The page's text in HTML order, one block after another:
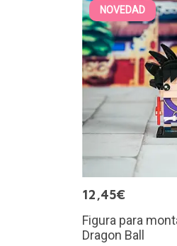
NOVEDAD
12,45€
Figura para
Dragon Ball